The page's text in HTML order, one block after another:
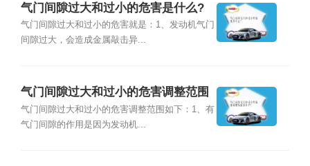
气门间隙过大和过小的危害是什么?
气门间隙过大和过小的危害就是：1、发动机气门
间隙过大，会造成金属敲击异...
气门间隙过大和过小的危害调整范围
是多少?
气门间隙过大和过小的危害调整范围如下：1、有
气门间隙的作用是因为发动机...